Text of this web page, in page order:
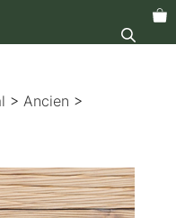
> Ancien >